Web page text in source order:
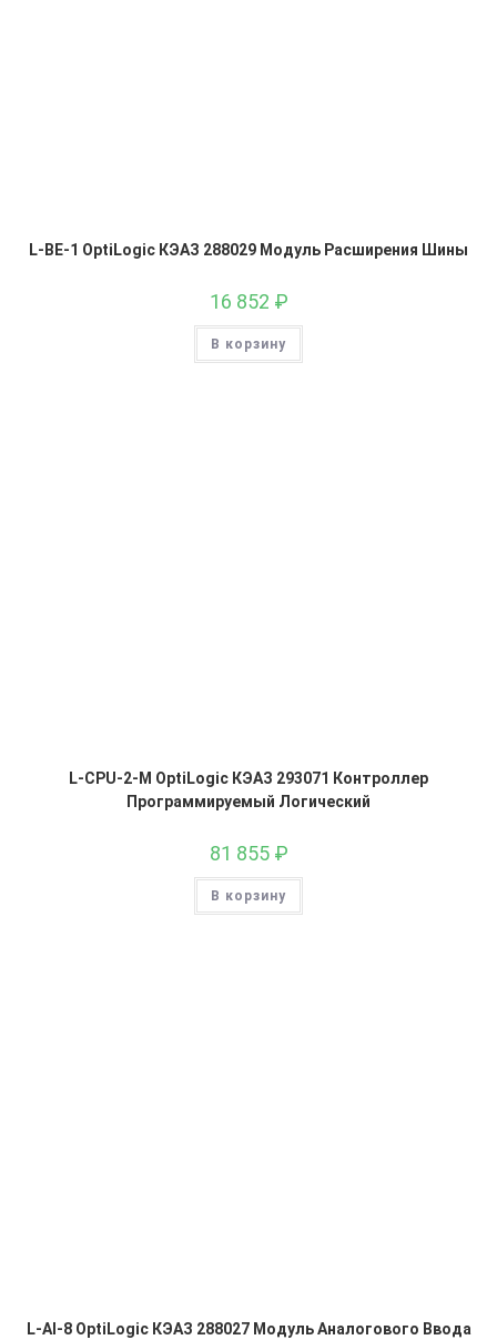
L-BE-1 OptiLogic КЭАЗ 288029 Модуль Расширения Шины
16 852 ₽
В корзину
L-CPU-2-M OptiLogic КЭАЗ 293071 Контроллер
Программируемый Логический
81 855 ₽
В корзину
L-AI-8 OptiLogic КЭАЗ 288027 Модуль Аналогового Ввода